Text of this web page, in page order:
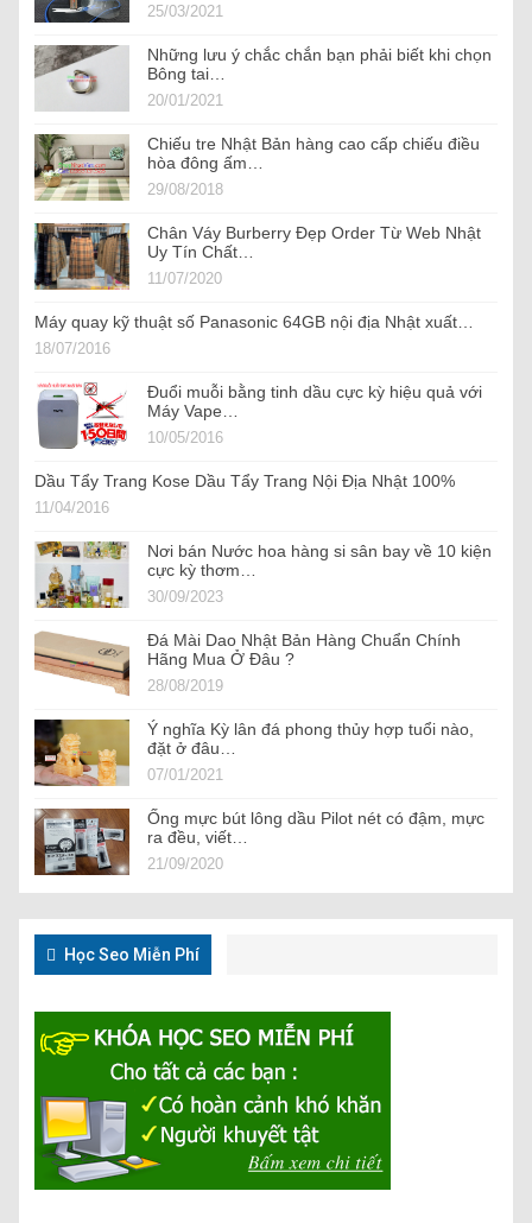
25/03/2021
Những lưu ý chắc chắn bạn phải biết khi chọn
Bông tai…
20/01/2021
Chiếu tre Nhật Bản hàng cao cấp chiếu điều
hòa đông ấm…
29/08/2018
Chân Váy Burberry Đẹp Order Từ Web Nhật
Uy Tín Chất…
11/07/2020
Máy quay kỹ thuật số Panasonic 64GB nội địa Nhật xuất…
18/07/2016
Đuổi muỗi bằng tinh dầu cực kỳ hiệu quả với
Máy Vape…
10/05/2016
Dầu Tẩy Trang Kose Dầu Tẩy Trang Nội Địa Nhật 100%
11/04/2016
Nơi bán Nước hoa hàng si sân bay về 10 kiện
cực kỳ thơm…
30/09/2023
Đá Mài Dao Nhật Bản Hàng Chuẩn Chính
Hãng Mua Ở Đâu ?
28/08/2019
Ý nghĩa Kỳ lân đá phong thủy hợp tuổi nào,
đặt ở đâu…
07/01/2021
Ống mực bút lông dầu Pilot nét có đậm, mực
ra đều, viết…
21/09/2020
Học Seo Miễn Phí